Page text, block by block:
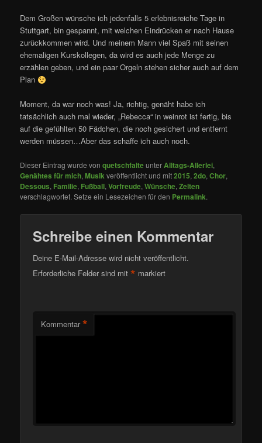
Dem Großen wünsche ich jedenfalls 5 erlebnisreiche Tage in
Stuttgart, bin gespannt, mit welchen Eindrücken er nach Hause
zurückkommen wird. Und meinem Mann viel Spaß mit seinen
ehemaligen Kurskollegen, da wird es auch jede Menge zu
erzählen geben, und ein paar Orgeln stehen sicher auch auf dem
Plan
Moment, da war noch was! Ja, richtig, genäht habe ich
tatsächlich auch mal wieder, „Rebecca“ in weinrot ist fertig, bis
auf die gefühlten 50 Fädchen, die noch gesichert und entfernt
werden müssen…Aber das schaffe ich auch noch.
Dieser Eintrag wurde vonquetschfalteunterAlltags-Allerlei,
Genähtes für mich,Musik veröffentlicht und mit2015,2do,Chor,
Dessous, Familie, Fußball,Vorfreude,Wünsche,Zelten
verschlagwortet. Setze ein Lesezeichen für den Permalink.
Schreibe einen Kommentar
Deine E-Mail-Adresse wird nicht veröffentlicht.
Erforderliche Felder sind mit* markiert
Kommentar *